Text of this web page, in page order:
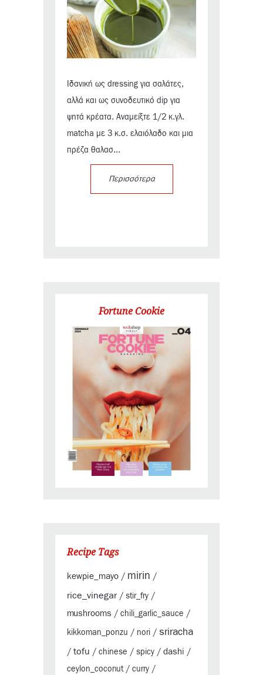
Ιδανική ως dressing για σαλάτες,
αλλά και ως συνοδευτικό dip για
ψητά κρέατα. Αναμείξτε 1/2 κ.γλ.
matcha με 3 κ.σ. ελαιόλαδο και μια
πρέζα θαλασ...
Περισσότερα
Fortune Cookie
Recipe Tags
kewpie_mayo / mirin /
rice_vinegar/ stir_fry /
mushrooms / chili_garlic_sauce /
kikkoman_ponzu / nori / sriracha
/ tofu / chinese / spicy / dashi /
ceylon_coconut / curry /